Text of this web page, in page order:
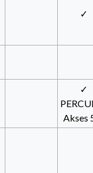
✓
✓
Akses